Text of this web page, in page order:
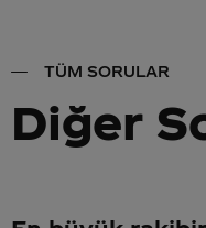
TÜM SORULAR
Diğer